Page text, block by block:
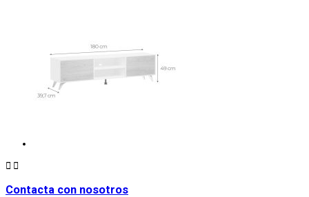
 
Contacta con nosotros